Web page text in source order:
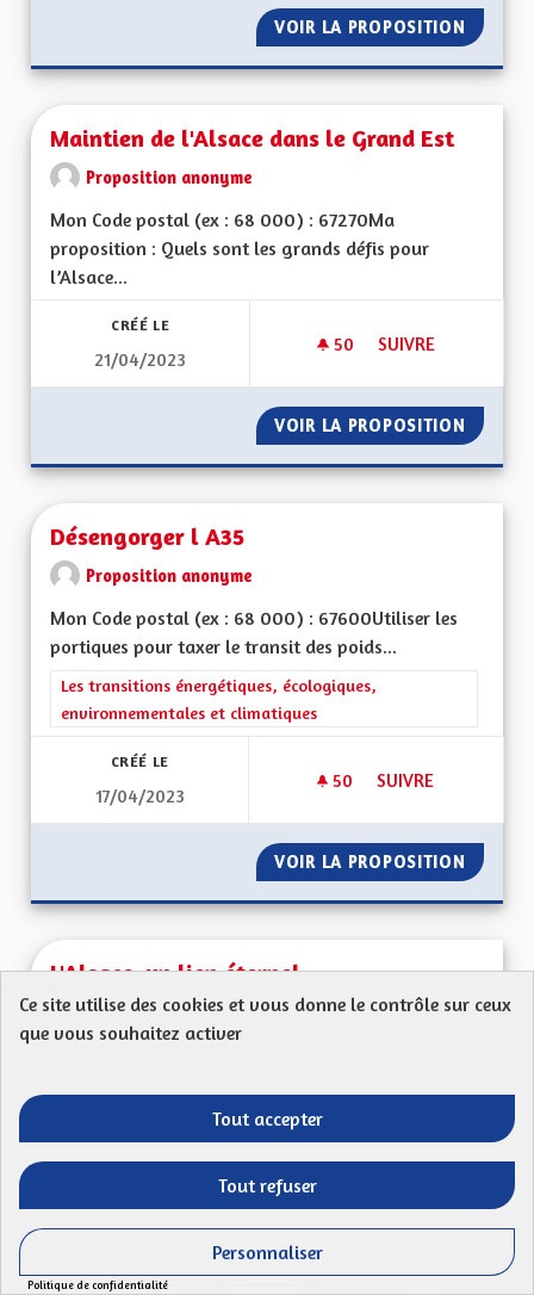
VOIR LA PROPOSITION FAIRE
Maintien de l'Alsace dans le Grand Est
Proposition anonyme
Mon Code postal (ex : 68 000) : 67270Ma
proposition : Quels sont les grands défis pour
l’Alsace...
CRÉÉ LE
21/04/2023
50 50 ABONNÉS
SUIVRE
VOIR LA PROPOSITION
Désengorger l A35
Proposition anonyme
Mon Code postal (ex : 68 000) : 67600Utiliser les
portiques pour taxer le transit des poids...
Filtrer les résultats de la catégorie : Les transitions
Les transitions énergétiques, écologiques,
environnementales et climatiques
CRÉÉ LE
17/04/2023
50 50 ABONNÉS
SUIVRE
VOIR LA PROPOSITION
L'Alsace, un lien éternel
Proposition anonyme
Filtrer les résultats de la catégorie : Autres
24/04/2023 L'ALSACE, UN LIEN
VOIR LA PROPOSITION
Ce site utilise des cookies et vous donne le contrôle sur ceux
que vous souhaitez activer
Tout accepter
Tout refuser
Personnaliser
Politique de confidentialité